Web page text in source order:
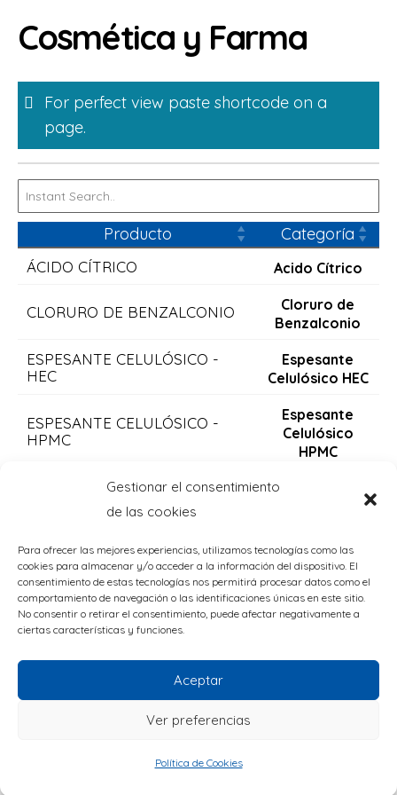
Gestionar el consentimiento
de las cookies
Para ofrecer las mejores experiencias, utilizamos tecnologías como las
cookies para almacenar y/o acceder a la información del dispositivo. El
consentimiento de estas tecnologías nos permitirá procesar datos como el
comportamiento de navegación o las identificaciones únicas en este sitio.
No consentir o retirar el consentimiento, puede afectar negativamente a
ciertas características y funciones.
Aceptar
Ver preferencias
Política de Cookies
Cosmética y Farma
For perfect view paste shortcode on a
page.
Producto Categoría
ÁCIDO CÍTRICO Acido Cítrico
CLORURO DE BENZALCONIO
Cloruro de
Benzalconio
ESPESANTE CELULÓSICO -
HEC
Espesante
Celulósico HEC
ESPESANTE CELULÓSICO -
HPMC
Espesante
Celulósico
HPMC
GLUTARALDEHIDO Glutaraldehido
PEROXIDO DE HIDROGENO
Peróxido de
Hidrogeno
PROPILENGLICOL Propilen Glicol